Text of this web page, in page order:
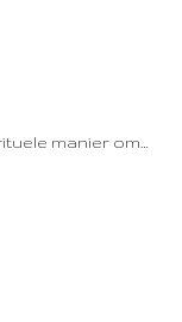
manier om…